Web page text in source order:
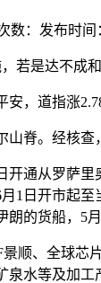
数： 发布时间
是达不成和
道指涨
。经核查，
从罗萨里
1日开市起
的货船，5月
、全球芯片
水等及加